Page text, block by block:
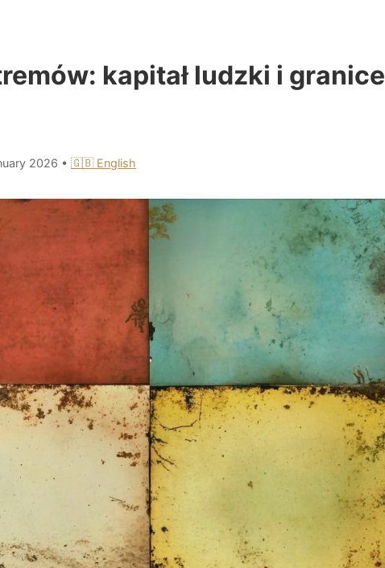
kapitał ludzki i granice
2026 • 🇬🇧 English